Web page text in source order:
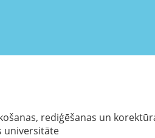
rediģēšanas un
universitāte